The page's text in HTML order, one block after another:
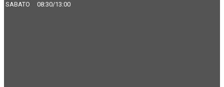
SABATO
08:30/13:00